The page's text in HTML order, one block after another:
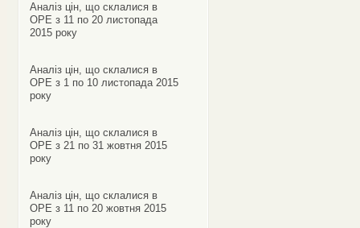
Аналіз цін, що склалися в
ОРЕ з 11 по 20 листопада
2015 року
Аналіз цін, що склалися в
ОРЕ з 1 по 10 листопада 2015
року
Аналіз цін, що склалися в
ОРЕ з 21 по 31 жовтня 2015
року
Аналіз цін, що склалися в
ОРЕ з 11 по 20 жовтня 2015
року